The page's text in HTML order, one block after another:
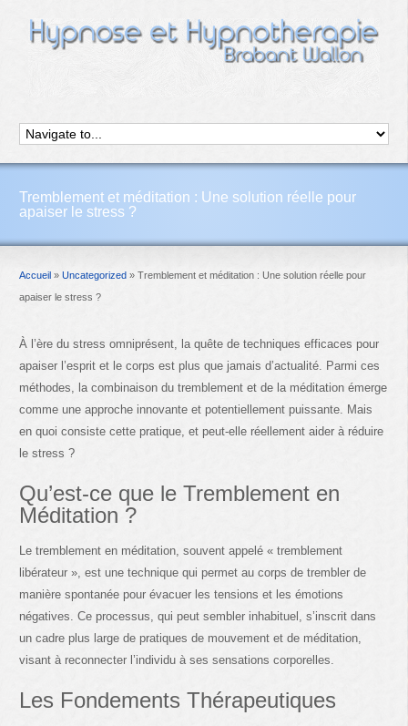
Tremblement et méditation : Une solution réelle pour
apaiser le stress ?
Accueil » Uncategorized » Tremblement et méditation : Une solution réelle pour
apaiser le stress ?
À l’ère du stress omniprésent, la quête de techniques efficaces pour
apaiser l’esprit et le corps est plus que jamais d’actualité. Parmi ces
méthodes, la combinaison du tremblement et de la méditation émerge
comme une approche innovante et potentiellement puissante. Mais
en quoi consiste cette pratique, et peut-elle réellement aider à réduire
le stress ?
Qu’est-ce que le Tremblement en
Méditation ?
Le tremblement en méditation, souvent appelé « tremblement
libérateur », est une technique qui permet au corps de trembler de
manière spontanée pour évacuer les tensions et les émotions
négatives. Ce processus, qui peut sembler inhabituel, s’inscrit dans
un cadre plus large de pratiques de mouvement et de méditation,
visant à reconnecter l’individu à ses sensations corporelles.
Les Fondements Thérapeutiques